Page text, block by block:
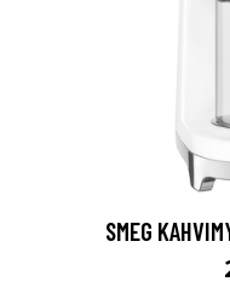
SMEG